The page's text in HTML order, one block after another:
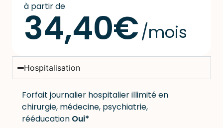
à partir de
34,40€/mois
Hospitalisation
Forfait journalier hospitalier illimité en
chirurgie, médecine, psychiatrie,
rééducation Oui*